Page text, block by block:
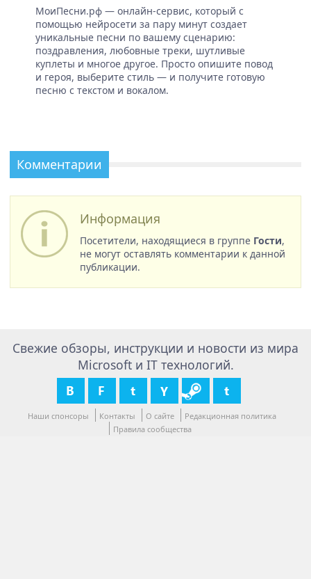
МоиПесни.рф — онлайн-сервис, который с
помощью нейросети за пару минут создает
уникальные песни по вашему сценарию:
поздравления, любовные треки, шутливые
куплеты и многое другое. Просто опишите повод
и героя, выберите стиль — и получите готовую
песню с текстом и вокалом.
Комментарии
Информация
Посетители, находящиеся в группе Гости,
не могут оставлять комментарии к данной
публикации.
Свежие обзоры, инструкции и новости из мира
Microsoft и IT технологий.
Наши спонсоры Контакты О сайте
Редакционная политика
Правила сообщества